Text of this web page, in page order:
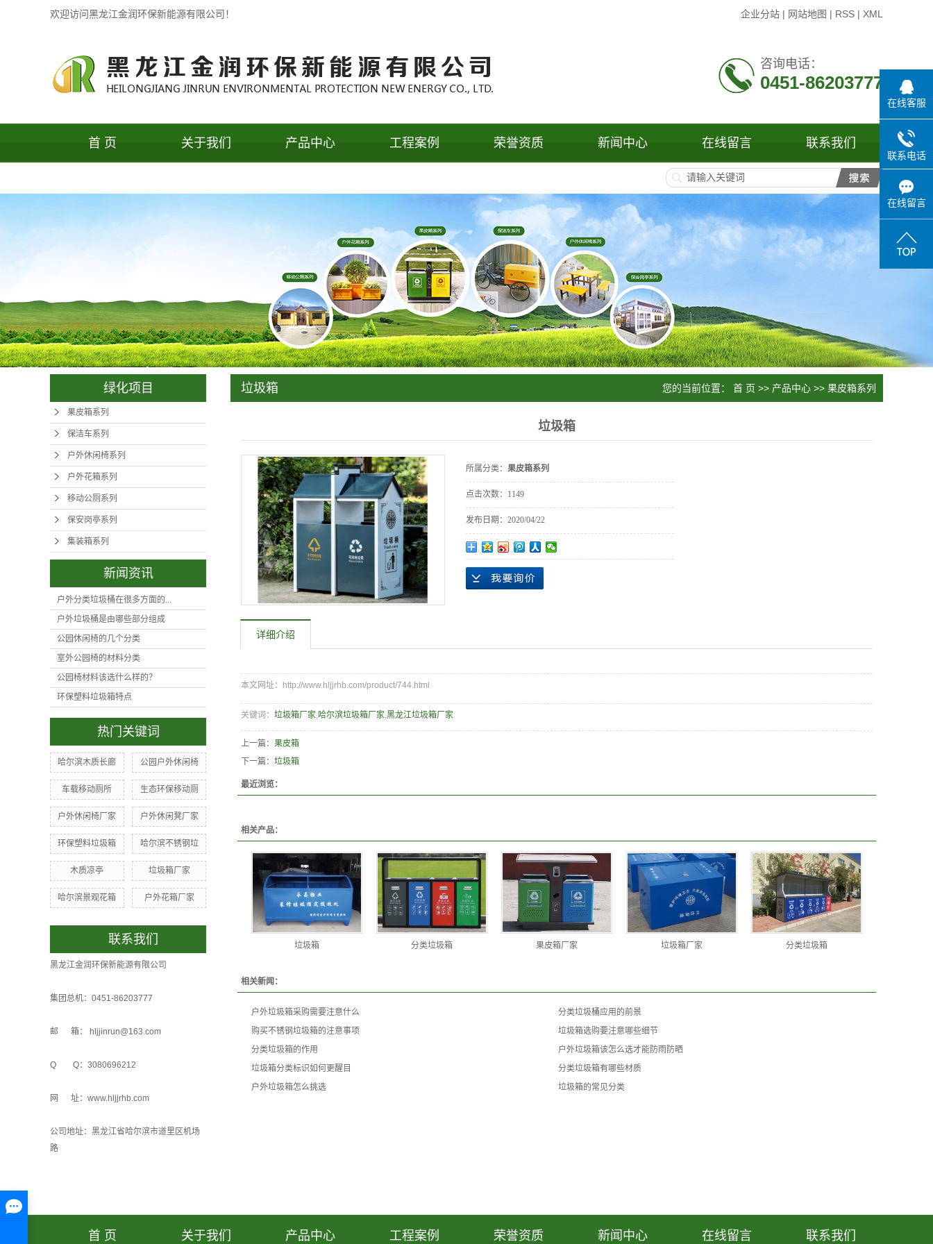
欢迎访问黑龙江金润环保新能源有限公司！ 企业分站 | 网站地图 | RSS | XML
咨询电话：
0451-86203777
首 页 关于我们 产品中心
户外休闲椅系列
户外花箱系列
移动公厕系列
保安岗亭系列
集装箱系列
工程案例 荣誉资质 新闻中心
行业新闻
常见问题
在线留言 联系我们
绿化项目
果皮箱系列
保洁车系列
户外休闲椅系列
户外花箱系列
移动公厕系列
保安岗亭系列
集装箱系列
新闻资讯
户外分类垃圾桶在很多方面的...
户外垃圾桶是由哪些部分组成
公园休闲椅的几个分类
室外公园椅的材料分类
公园椅材料该选什么样的？
环保塑料垃圾箱特点
热门关键词
哈尔滨木质长廊 公园户外休闲椅
车载移动厕所 生态环保移动厕
户外休闲椅厂家 户外休闲凳厂家
环保塑料垃圾箱 哈尔滨不锈钢垃
木质凉亭 垃圾箱厂家
哈尔滨景观花箱 户外花箱厂家
联系我们
黑龙江金润环保新能源有限公司
集团总机：0451-86203777
邮 箱： hljjinrun@163.com
Q Q：3080696212
网 址：www.hljjrhb.com
公司地址：黑龙江省哈尔滨市道里区机场
路
垃圾箱 您的当前位置： 首 页 >> 产品中心 >> 果皮箱系列
垃圾箱
所属分类： 果皮箱系列
点击次数： 1149
发布日期： 2020/04/22
详细介绍
本文网址：http://www.hljjrhb.com/product/744.html
关键词： 垃圾箱厂家,哈尔滨垃圾箱厂家,黑龙江垃圾箱厂家
上一篇： 果皮箱
下一篇： 垃圾箱
最近浏览：
相关产品：
垃圾箱 分类垃圾箱 果皮箱厂家 垃圾箱厂家 分类垃圾箱
相关新闻：
户外垃圾箱采购需要注意什么
分类垃圾桶应用的前景
购买不锈钢垃圾箱的注意事项
垃圾箱选购要注意哪些细节
分类垃圾箱的作用
户外垃圾箱该怎么选才能防雨防晒
垃圾箱分类标识如何更醒目
分类垃圾箱有哪些材质
户外垃圾箱怎么挑选
垃圾箱的常见分类
首 页 关于我们 产品中心 工程案例 荣誉资质 新闻中心 在线留言 联系我们
在线客服
联系电话
在线留言